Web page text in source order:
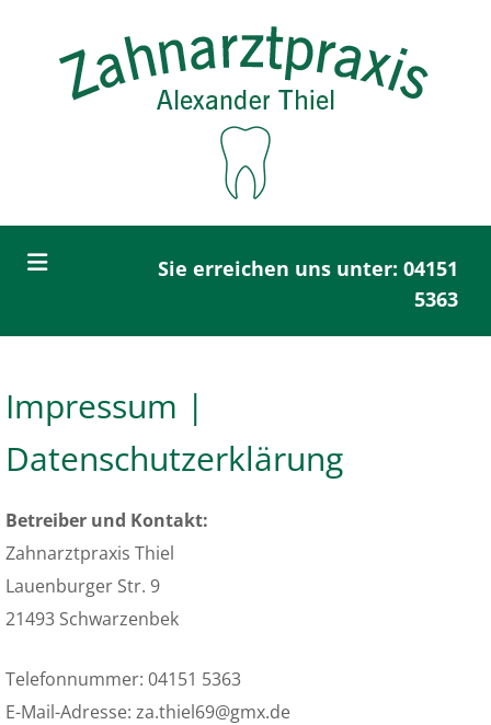
Sie erreichen uns unter: 04151
5363
Impressum |
Datenschutzerklärung
Betreiber und Kontakt:
Zahnarztpraxis Thiel
Lauenburger Str. 9
21493 Schwarzenbek
Telefonnummer: 04151 5363
E-Mail-Adresse: za.thiel69@gmx.de